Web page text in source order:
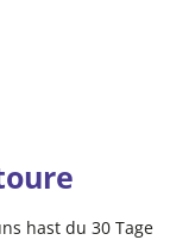
hast du 30 Tage